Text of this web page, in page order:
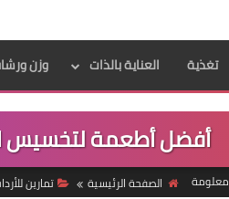
تغذية العناية بالذات وزن
أفضل أطعمة لتخسيس
معلومة الصفحة الرئيسية تمارين